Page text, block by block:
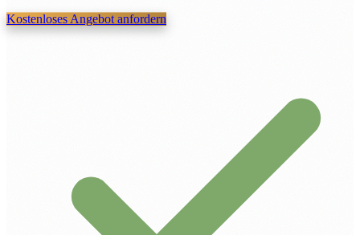
Kostenloses Angebot anfordern